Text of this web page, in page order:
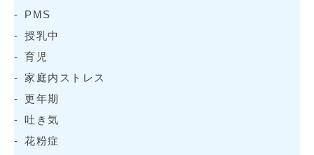
PMS
授乳中
育児
家庭内ストレス
更年期
吐き気
花粉症